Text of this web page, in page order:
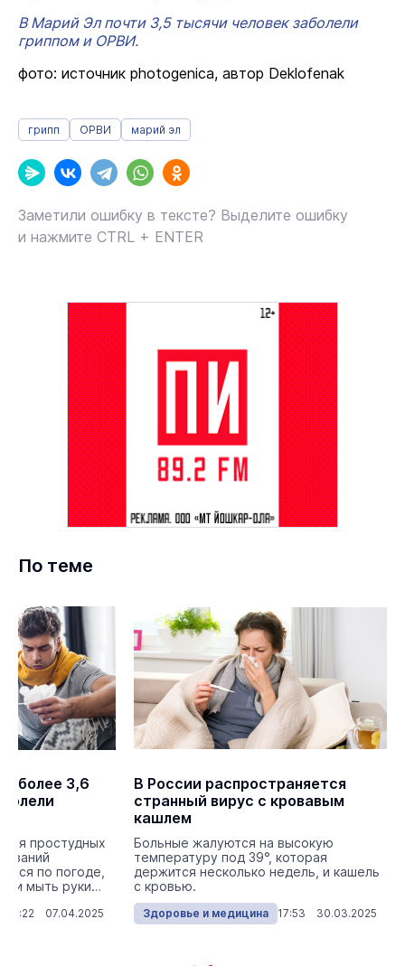
В Марий Эл почти 3,5 тысячи человек заболели
гриппом и ОРВИ.
фото: источник photogenica, автор Deklofenak
грипп ОРВИ марий эл
Заметили ошибку в тексте? Выделите ошибку
и нажмите CTRL + ENTER
По теме
более 3,6
простудных
по погоде,
и мыть руки
16:22 07.04.2025
В России распространяется
странный вирус с кровавым
кашлем
Больные жалуются на высокую
температуру под 39°, которая
держится несколько недель, и кашель
с кровью.
Здоровье и медицина 17:53 30.03.2025